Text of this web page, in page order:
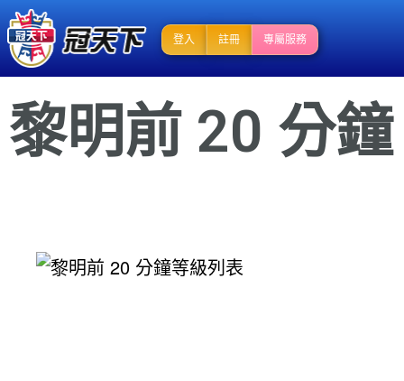
登入 註冊 專屬服務
黎明前 20 分鐘